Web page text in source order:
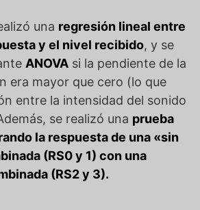
una regresión lineal entre
y el nivel recibido, y se
ANOVA si la pendiente de la
era mayor que cero (lo que
entre la intensidad del sonido
se realizó una prueba
la respuesta de una «sin
(RS0 y 1) con una
(RS2 y 3).